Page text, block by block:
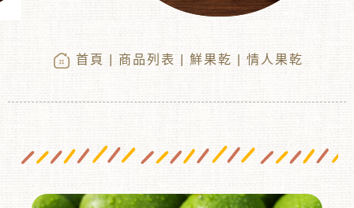
首頁 商品列表 鮮果乾 | 情人果乾